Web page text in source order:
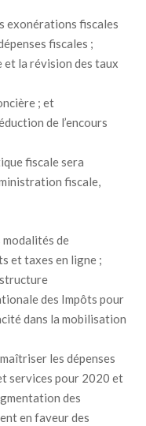
exonérations fiscales
fiscales ;
et la révision des taux
; et
de l’encours
fiscale sera
fiscale,
de
et taxes en ligne ;
des Impôts pour
dans la mobilisation
les dépenses
services pour 2020 et
des
en faveur des